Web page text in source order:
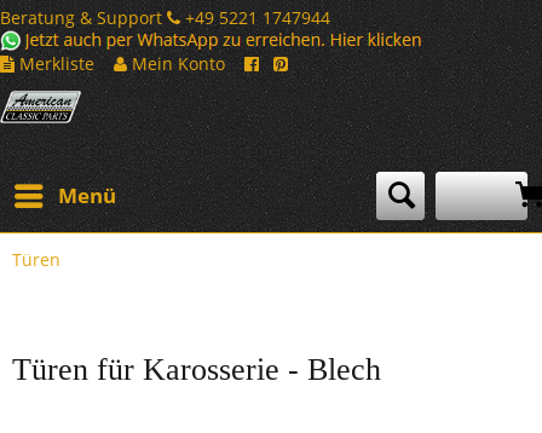
Beratung & Support
+49 5221 1747944
Merkliste
Mein Konto
Menü
Türen
Türen für Karosserie - Blech